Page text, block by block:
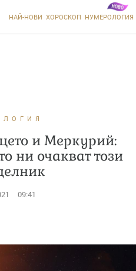
НАЙ-НОВИ ХОРОСКОП НУМЕРОЛОГИЯ
и Меркурий:
ни очакват този
09:41